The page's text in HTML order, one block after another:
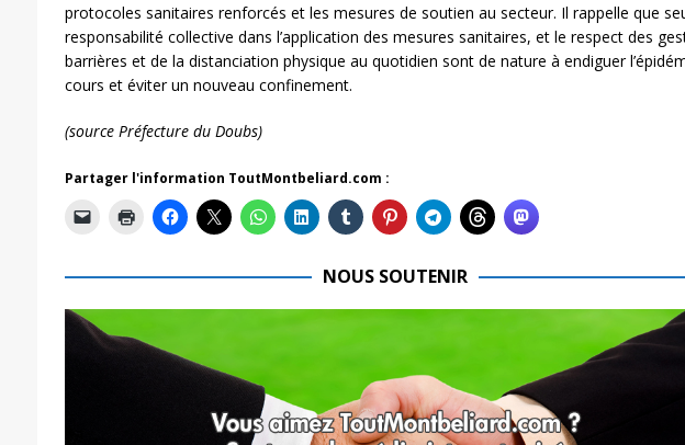
protocoles sanitaires renforcés et les mesures de soutien au secteur. Il rappelle que
responsabilité collective dans l’application des mesures sanitaires, et le respect des
barrières et de la distanciation physique au quotidien sont de nature à endiguer
cours et éviter un nouveau confinement.
(source Préfecture du Doubs)
Partager l'information ToutMontbeliard.com :
NOUS SOUTENIR